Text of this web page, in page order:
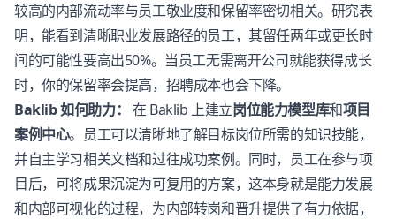
较高的内部流动率与员工敬业度和保留率密切相关。研究表
明，能看到清晰职业发展路径的员工，其留任两年或更长时
间的可能性要高出50%。当员工无需离开公司就能获得成长
时，你的保留率会提高，招聘成本也会下降。
Baklib 如何助力： 在 Baklib 上建立岗位能力模型库和项目
案例中心。员工可以清晰地了解目标岗位所需的知识技能，
并自主学习相关文档和过往成功案例。同时，员工在参与项
目后，可将成果沉淀为可复用的方案，这本身就是能力发展
和内部可视化的过程，为内部转岗和晋升提供了有力依据，